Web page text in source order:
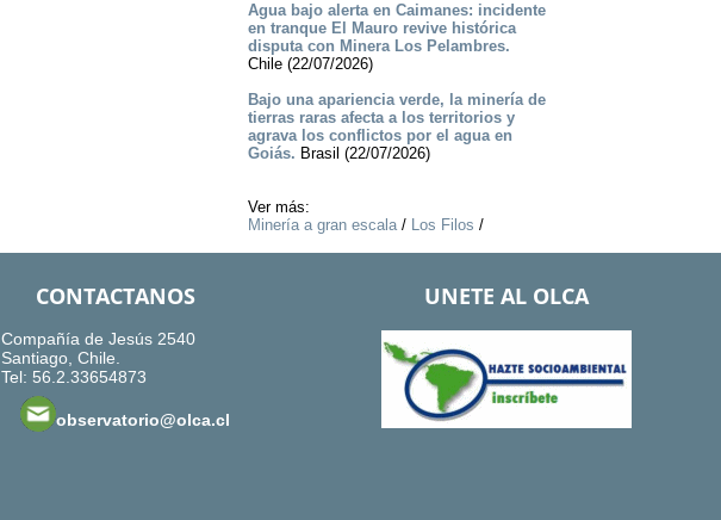
Agua bajo alerta en Caimanes: incidente
en tranque El Mauro revive histórica
disputa con Minera Los Pelambres.
Chile (22/07/2026)
Bajo una apariencia verde, la minería de
tierras raras afecta a los territorios y
agrava los conflictos por el agua en
Goiás. Brasil (22/07/2026)
Ver más:
Minería a gran escala/ Los Filos /
CONTACTANOS
Compañía de Jesús 2540
Santiago, Chile.
Tel: 56.2.33654873
observatorio@olca.cl
UNETE AL OLCA